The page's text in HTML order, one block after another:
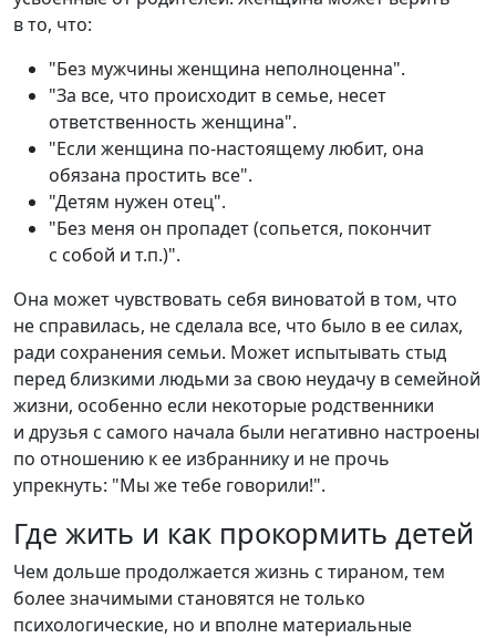
в то, что:
"Без мужчины женщина неполноценна".
"За все, что происходит в семье, несет
ответственность женщина".
"Если женщина по-настоящему любит, она
обязана простить все".
"Детям нужен отец".
"Без меня он пропадет (сопьется, покончит
с собой и т.п.)".
Она может чувствовать себя виноватой в том, что
не справилась, не сделала все, что было в ее силах,
ради сохранения семьи. Может испытывать стыд
перед близкими людьми за свою неудачу в семейной
жизни, особенно если некоторые родственники
и друзья с самого начала были негативно настроены
по отношению к ее избраннику и не прочь
упрекнуть: "Мы же тебе говорили!".
Где жить и как прокормить детей
Чем дольше продолжается жизнь с тираном, тем
более значимыми становятся не только
психологические, но и вполне материальные